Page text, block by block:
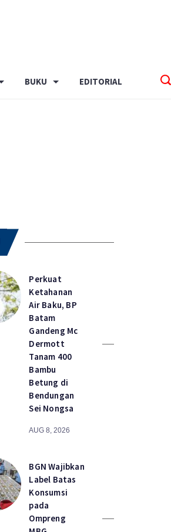
BUKU EDITORIAL
Perkuat
Ketahanan
Air Baku, BP
Batam
Gandeng Mc
Dermott
Tanam 400
Bambu
Betung di
Bendungan
Sei Nongsa
AUG 8, 2026
BGN Wajibkan
Label Batas
Konsumsi
pada
Ompreng